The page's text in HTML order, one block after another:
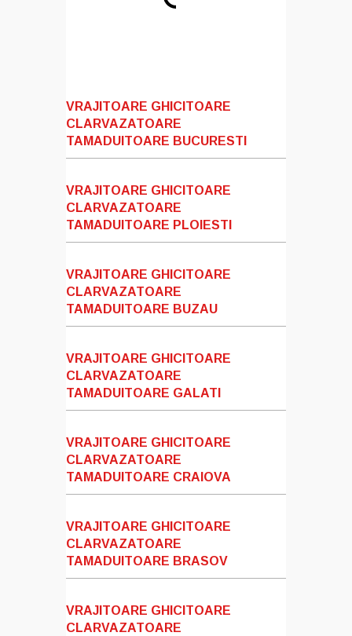
VRAJITOARE GHICITOARE
CLARVAZATOARE
TAMADUITOARE BUCURESTI
VRAJITOARE GHICITOARE
CLARVAZATOARE
TAMADUITOARE PLOIESTI
VRAJITOARE GHICITOARE
CLARVAZATOARE
TAMADUITOARE BUZAU
VRAJITOARE GHICITOARE
CLARVAZATOARE
TAMADUITOARE GALATI
VRAJITOARE GHICITOARE
CLARVAZATOARE
TAMADUITOARE CRAIOVA
VRAJITOARE GHICITOARE
CLARVAZATOARE
TAMADUITOARE BRASOV
VRAJITOARE GHICITOARE
CLARVAZATOARE